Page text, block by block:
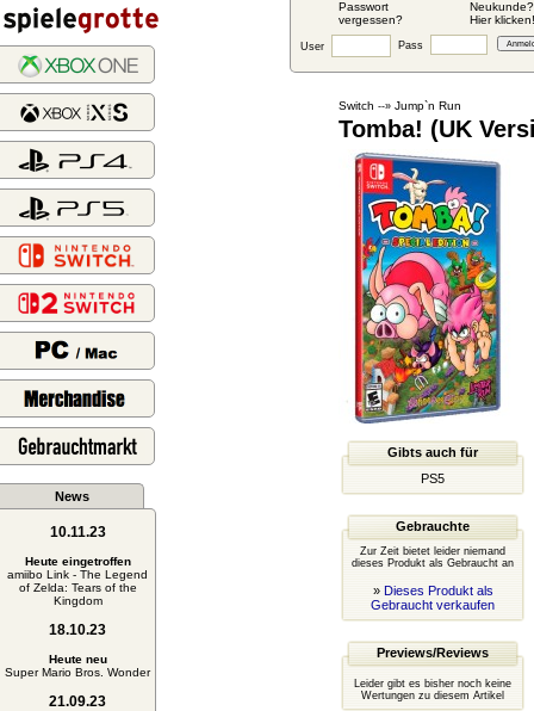
Passwort
vergessen?
Neukunde?
Hier klicken!
User Pass
News
10.11.23
Heute eingetroffen
amiibo Link - The Legend
of Zelda: Tears of the
Kingdom
18.10.23
Heute neu
Super Mario Bros. Wonder
21.09.23
Switch --» Jump`n Run
Tomba! (UK
Gibts auch für
PS5
Gebrauchte
Zur Zeit bietet leider niemand
dieses Produkt als Gebraucht an
» Dieses Produkt als
Gebraucht verkaufen
Previews/Reviews
Leider gibt es bisher noch keine
Wertungen zu diesem Artikel